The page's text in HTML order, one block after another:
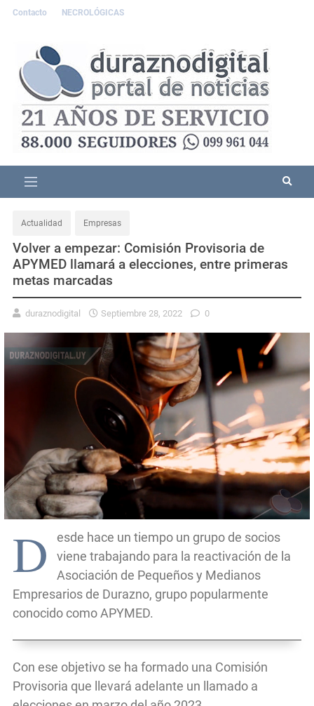
Contacto NECROLÓGICAS
Actualidad Empresas
Volver a empezar: Comisión Provisoria de
APYMED llamará a elecciones, entre primeras
metas marcadas
duraznodigital Septiembre 28, 2022 0
D
esde hace un tiempo un grupo de socios
viene trabajando para la reactivación de la
Asociación de Pequeños y Medianos
Empresarios de Durazno, grupo popularmente
conocido como APYMED.
Con ese objetivo se ha formado una Comisión
Provisoria que llevará adelante un llamado a